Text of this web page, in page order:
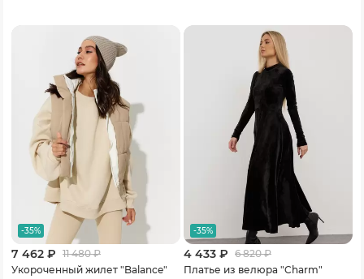
-35%
7 462 ₽ 11 480₽
Укороченный жилет "Balance"
-35%
4 433 ₽ 6 820₽
Платье из велюра "Charm"